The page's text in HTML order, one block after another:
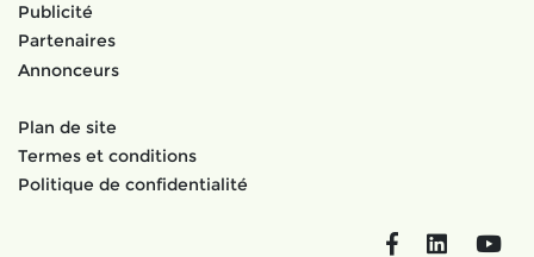
Publicité
Partenaires
Annonceurs
Plan de site
Termes et conditions
Politique de confidentialité
FacebookLinkedIn